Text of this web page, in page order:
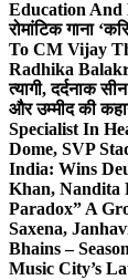
Education And
रोमांटिक गाना
To CM Vijay
Radhika
त्यागी, दर्दनाक
और उम्मीद की
Specialist In
Dome, SVP
India: Wins
Khan, Nandita
Paradox” A
Saxena,
Bhains –
Music City’s